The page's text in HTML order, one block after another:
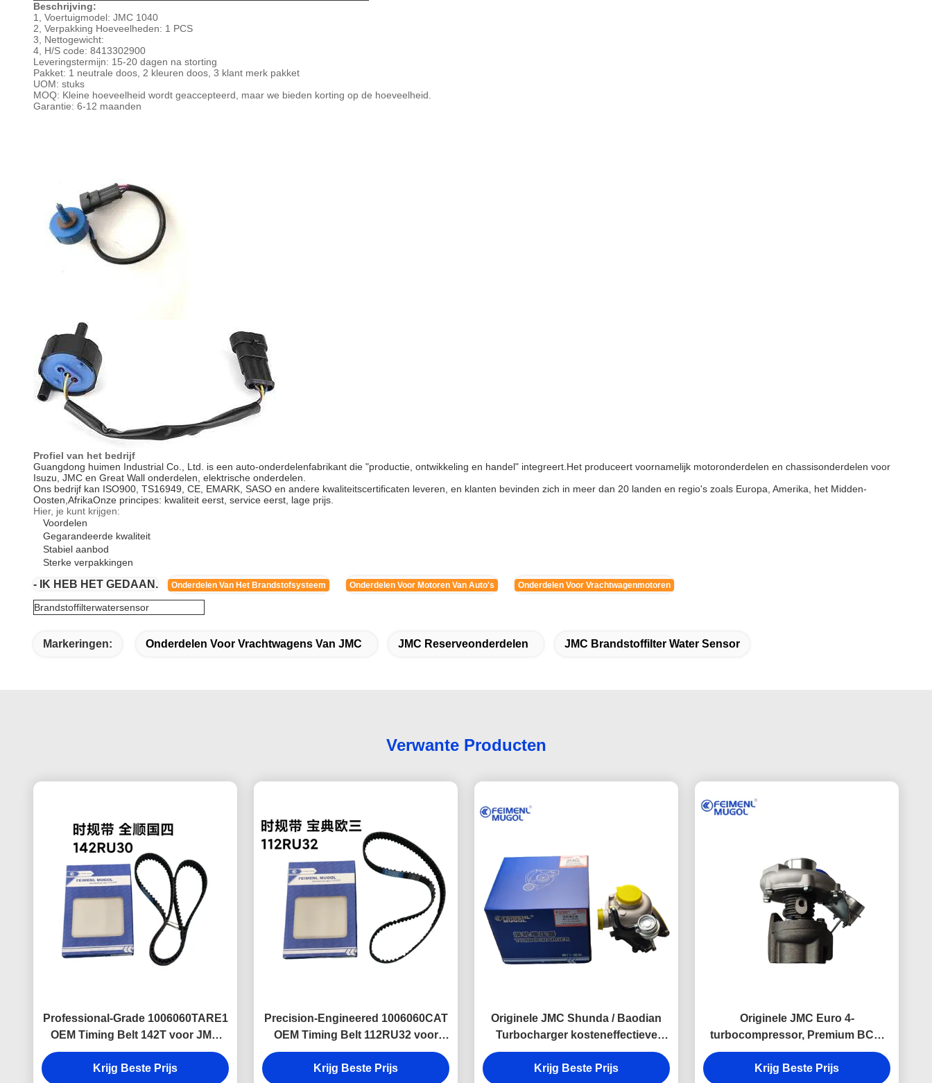
Beschrijving:
1, Voertuigmodel: JMC 1040
2, Verpakking Hoeveelheden: 1 PCS
3, Nettogewicht:
4, H/S code: 8413302900
Leveringstermijn: 15-20 dagen na storting
Pakket: 1 neutrale doos, 2 kleuren doos, 3 klant merk pakket
UOM: stuks
MOQ: Kleine hoeveelheid wordt geaccepteerd, maar we bieden korting op de hoeveelheid.
Garantie: 6-12 maanden
Profiel van het bedrijf
Guangdong huimen Industrial Co., Ltd. is een auto-onderdelenfabrikant die "productie, ontwikkeling en handel" integreert.Het produceert voornamelijk motoronderdelen en chassisonderdelen voor
Isuzu, JMC en Great Wall onderdelen, elektrische onderdelen.
Ons bedrijf kan ISO900, TS16949, CE, EMARK, SASO en andere kwaliteitscertificaten leveren, en klanten bevinden zich in meer dan 20 landen en regio's zoals Europa, Amerika, het Midden-
Oosten,AfrikaOnze principes: kwaliteit eerst, service eerst, lage prijs.
Hier, je kunt krijgen:
Voordelen
Gegarandeerde kwaliteit
Stabiel aanbod
Sterke verpakkingen
- IK HEB HET GEDAAN. Onderdelen Van Het Brandstofsysteem Onderdelen Voor Motoren Van Auto's Onderdelen Voor Vrachtwagenmotoren
Brandstoffilterwatersensor
Markeringen: Onderdelen Voor Vrachtwagens Van JMC JMC Reserveonderdelen JMC Brandstoffilter Water Sensor
Verwante Producten
Professional-Grade 1006060TARE1
OEM Timing Belt 142T voor JMC
Transit Euro 4 dieselmotoren, die
een stabiele timingcontrole en een
Krijg Beste Prijs
Precision-Engineered 1006060CAT
OEM Timing Belt 112RU32 voor
JMC Baodian Euro 3 Diesel
Systems, met een soepele, stille en
Krijg Beste Prijs
Originele JMC Shunda / Baodian
Turbocharger kosteneffectieve
DP1-6K682-BA OEM-
motorcomponent ontworpen om
Krijg Beste Prijs
Originele JMC Euro 4-
turbocompressor, Premium BC1-
6K682-AA OEM-motorcomponent
ontworpen om langdurige
Krijg Beste Prijs